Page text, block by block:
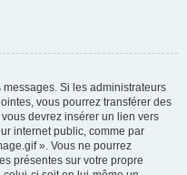
Si les administrateurs
vous pourrez transférer des
devrez insérer un lien vers
internet public, comme par
». Vous ne pourrez
présentes sur votre propre